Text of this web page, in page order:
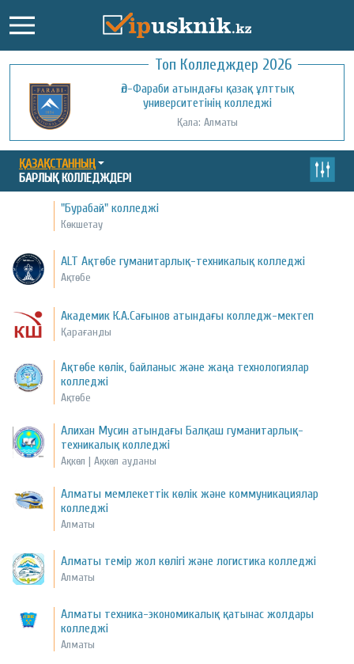
Топ Колледждер 2026
Әл-Фараби атындағы қазақ ұлттық
университетінің колледжі
Қала: Алматы
ҚАЗАҚСТАННЫҢ
БАРЛЫҚ КОЛЛЕДЖДЕРІ
"Бурабай" колледжі
Көкшетау
ALT Ақтөбе гуманитарлық-техникалық колледжі
Ақтөбе
Академик К.А.Сағынов атындағы колледж-мектеп
Қарағанды
Ақтөбе көлік, байланыс және жаңа технологиялар
колледжі
Ақтөбе
Алихан Мусин атындағы Балқаш гуманитарлық-
техникалық колледжі
Ақкөл | Ақкөл ауданы
Алматы мемлекеттік көлік және коммуникациялар
колледжі
Алматы
Алматы темір жол көлігі және логистика колледжі
Алматы
Алматы техника-экономикалық қатынас жолдары
колледжі
Алматы